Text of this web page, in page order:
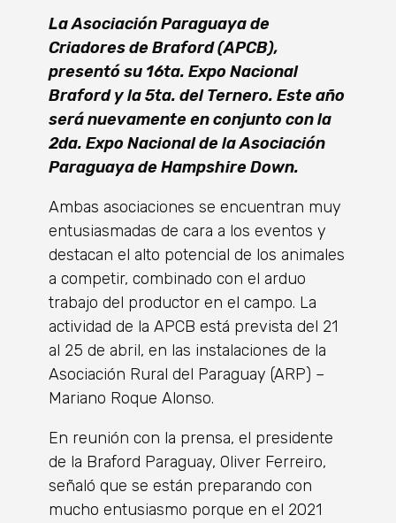
La Asociación Paraguaya de
Criadores de Braford (APCB),
presentó su 16ta. Expo Nacional
Braford y la 5ta. del Ternero. Este año
será nuevamente en conjunto con la
2da. Expo Nacional de la Asociación
Paraguaya de Hampshire Down.
Ambas asociaciones se encuentran muy
entusiasmadas de cara a los eventos y
destacan el alto potencial de los animales
a competir, combinado con el arduo
trabajo del productor en el campo. La
actividad de la APCB está prevista del 21
al 25 de abril, en las instalaciones de la
Asociación Rural del Paraguay (ARP) –
Mariano Roque Alonso.
En reunión con la prensa, el presidente
de la Braford Paraguay, Oliver Ferreiro,
señaló que se están preparando con
mucho entusiasmo porque en el 2021